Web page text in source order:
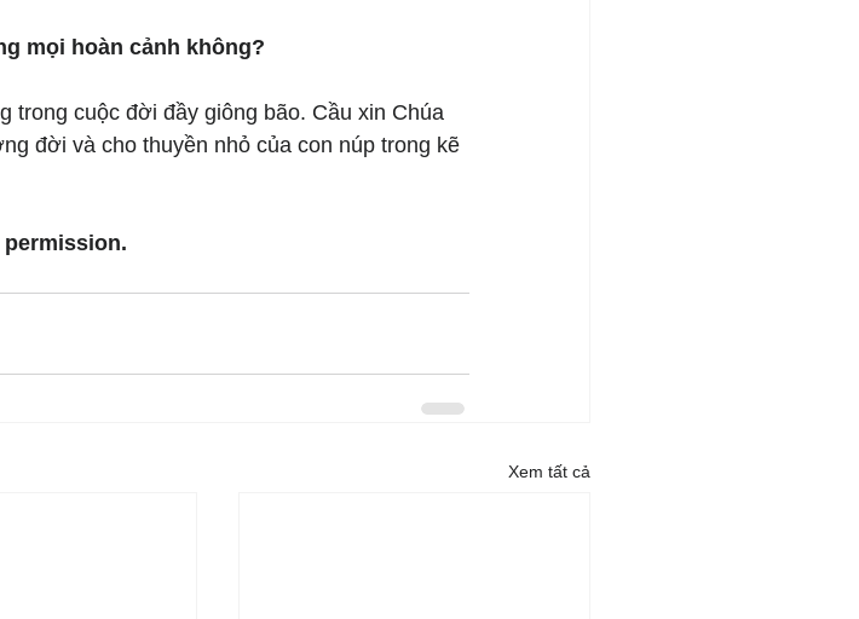
mọi hoàn cảnh không?
trong cuộc đời đầy giông bão. Cầu xin Chúa
đời và cho thuyền nhỏ của con núp trong kẽ
permission.
Xem tất cả